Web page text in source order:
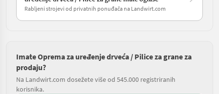
Rabljeni strojevi od privatnih ponuđača na Landwirt.com
Imate Oprema za uređenje drveća / Pilice za grane za
prodaju?
Na Landwirt.com dosežete više od 545.000 registriranih
korisnika.